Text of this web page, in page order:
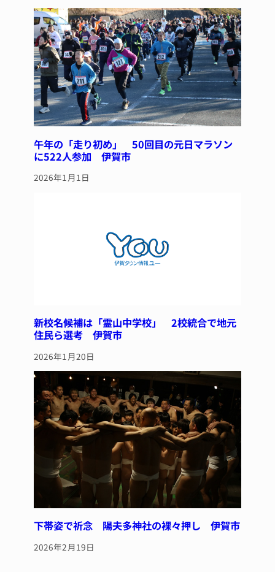
y s o
o
k
午年の「走り初め」 50回目の元日マラソン
に522人参加 伊賀市
2026年1月1日
新校名候補は「霊山中学校」 2校統合で地元
住民ら選考 伊賀市
2026年1月20日
下帯姿で祈念 陽夫多神社の裸々押し 伊賀市
2026年2月19日